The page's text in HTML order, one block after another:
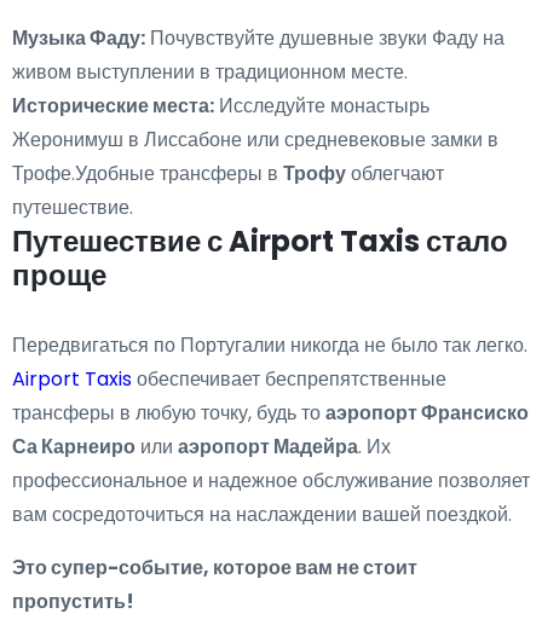
Музыка Фаду: Почувствуйте душевные звуки Фаду на
живом выступлении в традиционном месте.
Исторические места: Исследуйте монастырь
Жеронимуш в Лиссабоне или средневековые замки в
Трофе.Удобные трансферы в Трофуоблегчают
путешествие.
Путешествие с Airport Taxis стало
проще
Передвигаться по Португалии никогда не было так легко.
Airport Taxisобеспечивает беспрепятственные
трансферы в любую точку, будь тоаэропорт Франсиско
Са Карнеиро или аэропорт Мадейра. Их
профессиональное и надежное обслуживание позволяет
вам сосредоточиться на наслаждении вашей поездкой.
Это супер-событие, которое вам не стоит
пропустить!